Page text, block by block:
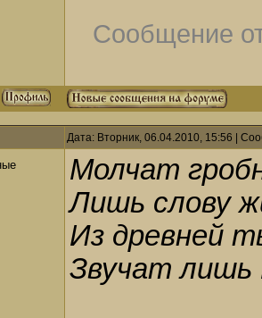
Сообщение
Дата: Вторник, 06.04.2010, 15:56 |
Молчат
Лишь слову
Из древней
Звучат лишь